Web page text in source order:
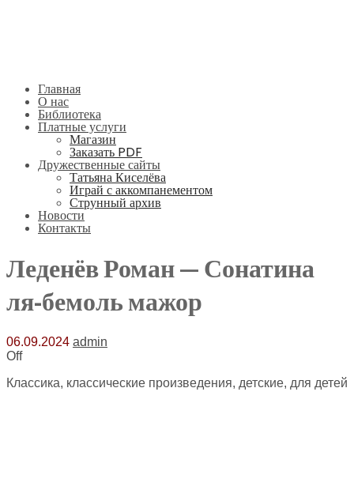
Главная
О нас
Библиотека
Платные услуги
Магазин
Заказать PDF
Дружественные сайты
Татьяна Киселёва
Играй с аккомпанементом
Струнный архив
Новости
Контакты
Леденёв Роман — Сонатина
ля-бемоль мажор
06.09.2024 admin
Off
Классика, классические произведения, детские, для детей